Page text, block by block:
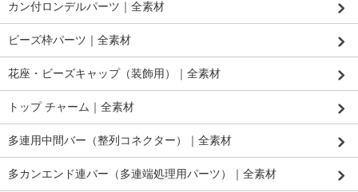
カン付ロンデルパーツ｜全素材
ビーズ枠パーツ｜全素材
花座・ビーズキャップ（装飾用）｜全素材
トップ チャーム｜全素材
多連用中間バー（整列コネクター）｜全素材
多カンエンド連バー（多連端処理用パーツ）｜全素材